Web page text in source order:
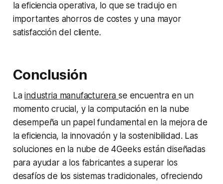
la eficiencia operativa, lo que se tradujo en
importantes ahorros de costes y una mayor
satisfacción del cliente.
Conclusión
Laindustria manufacturerase encuentra en un
momento crucial, y la computación en la nube
desempeña un papel fundamental en la mejora de
la eficiencia, la innovación y la sostenibilidad. Las
soluciones en la nube de 4Geeks están diseñadas
para ayudar a los fabricantes a superar los
desafíos de los sistemas tradicionales, ofreciendo